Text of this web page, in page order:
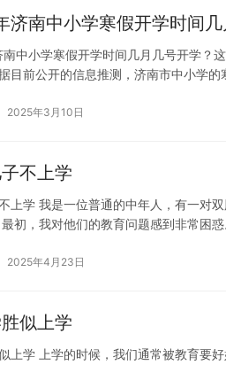
济南中小学寒假开学时间
中小学寒假开学时间几月几号开学？
目前公开的信息推测，济南市中小学
2025年3月10日
不上学
上学 我是一位普通的中年人，有一对
初，我对他们的教育问题感到非常困
2025年4月23日
似上学
上学 上学的时候，我们通常被教育要